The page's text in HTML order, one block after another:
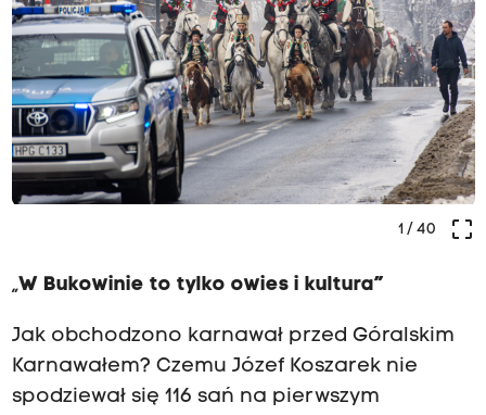
crop_free
1/ 40
„W Bukowinie to tylko owies i kultura”
Jak obchodzono karnawał przed Góralskim
Karnawałem? Czemu Józef Koszarek nie
spodziewał się 116 sań na pierwszym